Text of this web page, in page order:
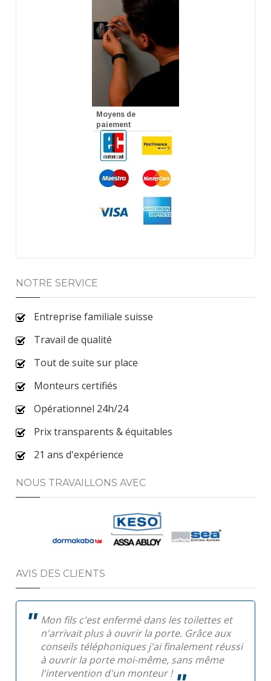
Moyens de
paiement
NOTRE SERVICE
Entreprise familiale suisse
Travail de qualité
Tout de suite sur place
Monteurs certifiés
Opérationnel 24h/24
Prix transparents & équitables
21 ans d'expérience
NOUS TRAVAILLONS AVEC
AVIS DES CLIENTS
Mon fils c'est enfermé dans les toilettes et
n'arrivait plus à ouvrir la porte. Grâce aux
conseils téléphoniques j'ai finalement réussi
à ouvrir la porte moi-même, sans même
l'intervention d'un monteur !